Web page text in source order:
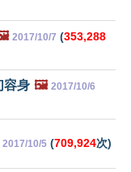
2017/10/7 (353,288
容身 🖼️ 2017/10/6
2017/10/5 (709,924次)